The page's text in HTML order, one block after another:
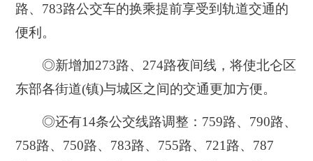
路、783路公交车的换乘提前享受到轨道交通的
便利。
◎新增加273路、274路夜间线，将使北仑区
东部各街道(镇)与城区之间的交通更加方便。
◎还有14条公交线路调整：759路、790路、
758路、750路、783路、755路、721路、787